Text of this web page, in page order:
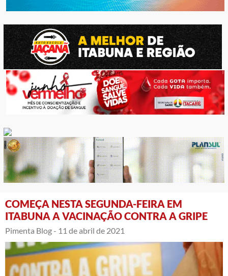
COMEÇA NESTA SEGUNDA-FEIRA EM
ITABUNA A VACINAÇÃO CONTRA A GRIPE
Pimenta Blog - 11 de abril de 2021